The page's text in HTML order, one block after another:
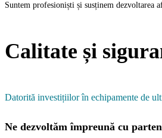
Suntem profesioniști și susținem dezvoltarea
Calitate și
Datorită investițiilor în echipamente de
Ne dezvoltăm împreună cu